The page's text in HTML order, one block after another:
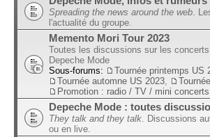
Spreading the news around the web .
l'actualité du groupe.
Memento Mori Tour 2023
Toutes les discussions sur les
Depeche Mode
Sous-forums:
Tournée printemps US
Tournée automne US 2023
Promotion : radio / TV / mini
Depeche Mode : toutes
They talk and they talk . Discussions
ou en live.